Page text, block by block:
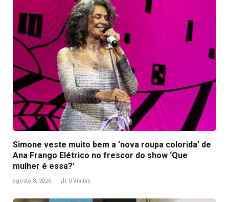
Simone veste muito bem a ‘nova roupa colorida’ de
Ana Frango Elétrico no frescor do show ‘Que
mulher é essa?’
agosto 8, 2026 0 Visitas